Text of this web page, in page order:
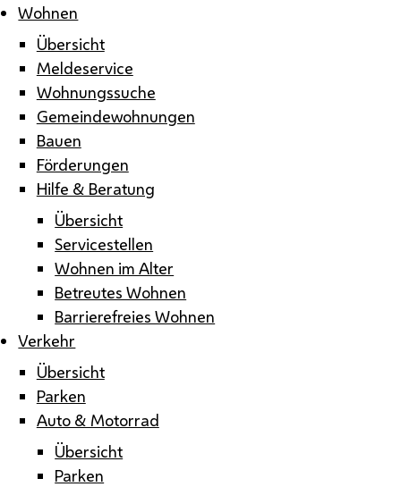
Wohnen
Übersicht
Meldeservice
Wohnungssuche
Gemeindewohnungen
Bauen
Förderungen
Hilfe & Beratung
Übersicht
Servicestellen
Wohnen im Alter
Betreutes Wohnen
Barrierefreies Wohnen
Verkehr
Übersicht
Parken
Auto & Motorrad
Übersicht
Parken